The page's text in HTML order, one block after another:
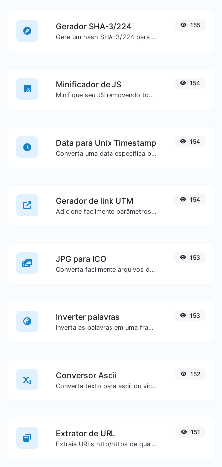
Gerador SHA-3/224
Gere um hash SHA-3/224 para qualquer entrada de texto.
155
Minificador de JS
Minifique seu JS removendo todos os caracteres desnecessários.
154
Data para Unix Timestamp
Converta uma data específica para o formato de unix timestamp.
154
Gerador de link UTM
Adicione facilmente parâmetros UTM válidos e gere um link rastreável UTM.
154
JPG para ICO
Converta facilmente arquivos de imagem JPG para ICO.
153
Inverter palavras
Inverta as palavras em uma frase ou parágrafo com facilidade.
153
Conversor Ascii
Converta texto para ascii ou vice-versa para qualquer entrada de texto.
152
Extrator de URL
Extraia URLs http/https de qualquer tipo de conteúdo textual.
151